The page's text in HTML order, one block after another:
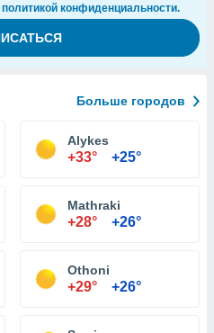
конфиденциальности.
Больше городов
Alykes
+33° +25°
Mathraki
+28° +26°
Othoni
+29° +26°